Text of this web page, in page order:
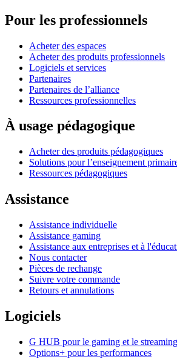
Pour les professionnels
Acheter des espaces
Acheter des produits professionnels
Logiciels et services
Partenaires
Partenaires de l’alliance
Ressources professionnelles
À usage pédagogique
Acheter des produits pédagogiques
Solutions pour l’enseignement
Ressources pédagogiques
Assistance
Assistance individuelle
Assistance gaming
Assistance aux entreprises et à
Nous contacter
Pièces de rechange
Suivre votre commande
Retours et annulations
Logiciels
G HUB pour le gaming et le streaming
Options+ pour les performances